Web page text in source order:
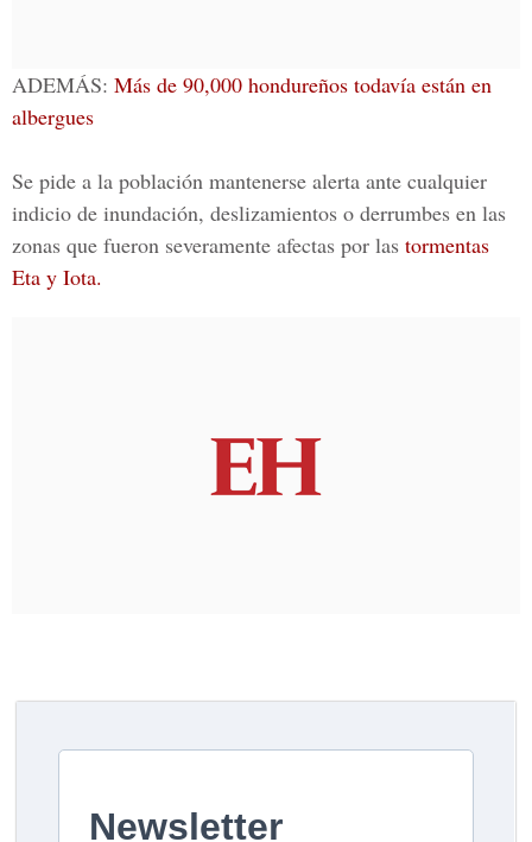
ADEMÁS: Más de 90,000 hondureños todavía están en
albergues
Se pide a la población mantenerse alerta ante cualquier
indicio de inundación, deslizamientos o derrumbes en las
zonas que fueron severamente afectas por las tormentas
Eta y Iota.